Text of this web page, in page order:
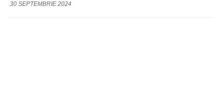
30 SEPTEMBRIE 2024